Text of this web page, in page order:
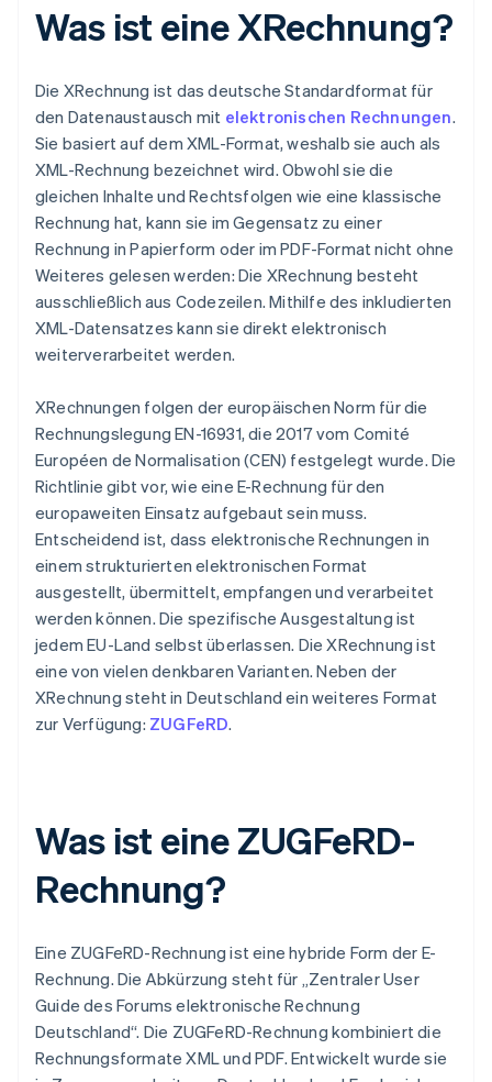
Was ist eine XRechnung?
Die XRechnung ist das deutsche Standardformat für
den Datenaustausch mit elektronischen Rechnungen.
Sie basiert auf dem XML-Format, weshalb sie auch als
XML-Rechnung bezeichnet wird. Obwohl sie die
gleichen Inhalte und Rechtsfolgen wie eine klassische
Rechnung hat, kann sie im Gegensatz zu einer
Rechnung in Papierform oder im PDF-Format nicht ohne
Weiteres gelesen werden: Die XRechnung besteht
ausschließlich aus Codezeilen. Mithilfe des inkludierten
XML-Datensatzes kann sie direkt elektronisch
weiterverarbeitet werden.
XRechnungen folgen der europäischen Norm für die
Rechnungslegung EN-16931, die 2017 vom Comité
Européen de Normalisation (CEN) festgelegt wurde. Die
Richtlinie gibt vor, wie eine E-Rechnung für den
europaweiten Einsatz aufgebaut sein muss.
Entscheidend ist, dass elektronische Rechnungen in
einem strukturierten elektronischen Format
ausgestellt, übermittelt, empfangen und verarbeitet
werden können. Die spezifische Ausgestaltung ist
jedem EU-Land selbst überlassen. Die XRechnung ist
eine von vielen denkbaren Varianten. Neben der
XRechnung steht in Deutschland ein weiteres Format
zur Verfügung: ZUGFeRD.
Was ist eine ZUGFeRD-
Rechnung?
Eine ZUGFeRD-Rechnung ist eine hybride Form der E-
Rechnung. Die Abkürzung steht für „Zentraler User
Guide des Forums elektronische Rechnung
Deutschland“. Die ZUGFeRD-Rechnung kombiniert die
Rechnungsformate XML und PDF. Entwickelt wurde sie